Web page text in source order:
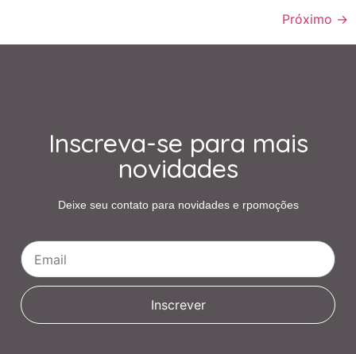
Próximo →
Inscreva-se para mais
novidades
Deixe seu contato para novidades e rpomoções
Inscrever